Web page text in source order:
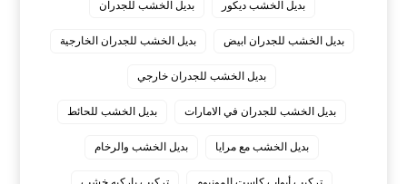
بديل الخشب ديكور بديل الخشب للجدران
بديل الخشب للجدران ابيض بديل الخشب للجدران الخارجية
بديل الخشب للجدران خارجي
بديل الخشب للجدران في الامارات بديل الخشب للحائط
بديل الخشب مع مرايا بديل الخشب والرخام